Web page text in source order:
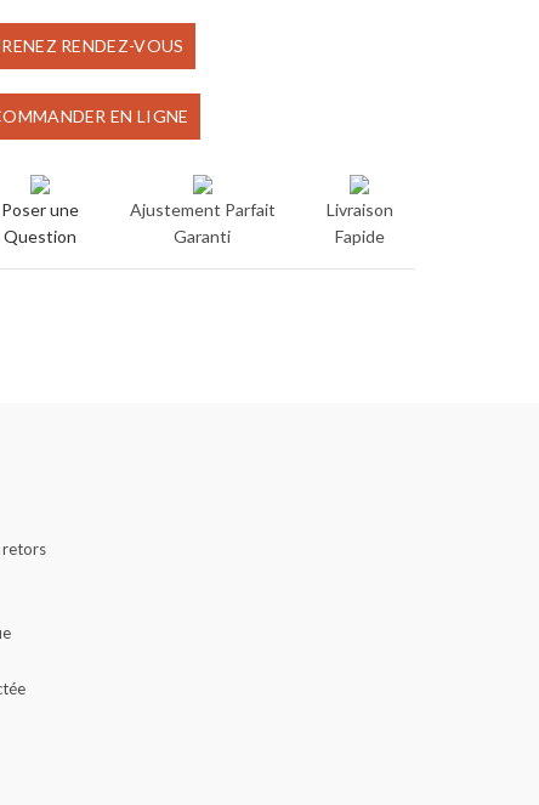
prix
initial
était :
€90.00.
prix
actuel
est :
€75.00.
RENDEZ-VOUS
EN LIGNE
Poser une
Question
Ajustement Parfait
Garanti
Livraison
Fapide
retors